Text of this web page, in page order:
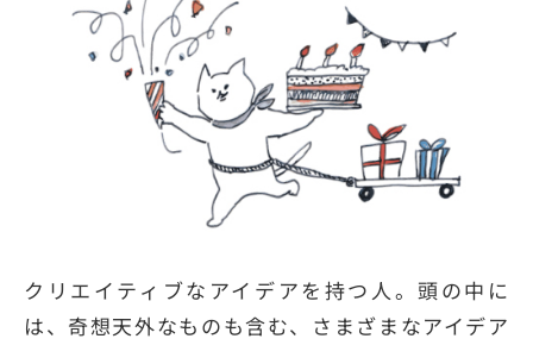
クリエイティブなアイデアを持つ人。頭の中に
は、奇想天外なものも含む、さまざまなアイデア